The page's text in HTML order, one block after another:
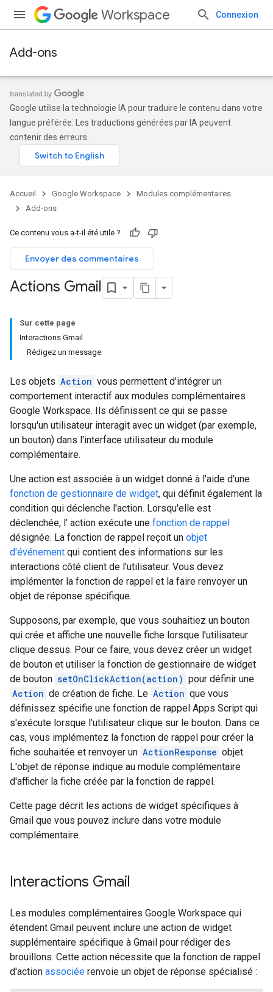
Workspace Connexion
Add-ons
Google utilise la technologie IA pour traduire le contenu dans votre
langue préférée. Les traductions générées par IA peuvent
contenir des erreurs.
Accueil Google Workspace
Modules complémentaires
Add-ons
Ce contenu vous a-t-il été utile ?
Envoyer des commentaires
Actions Gmail
Sur cette page
Interactions Gmail
Rédigez un message
Les objets Action vous permettent d'intégrer un
comportement interactif aux modules complémentaires
Google Workspace. Ils définissent ce qui se passe
lorsqu'un utilisateur interagit avec un widget (par exemple,
un bouton) dans l'interface utilisateur du module
complémentaire.
Une action est associée à un widget donné à l'aide d'une
fonction de gestionnaire de widget, qui définit également la
condition qui déclenche l'action. Lorsqu'elle est
déclenchée, l' action exécute une fonction de rappel
désignée. La fonction de rappel reçoit un objet
d'événement qui contient des informations sur les
interactions côté client de l'utilisateur. Vous devez
implémenter la fonction de rappel et la faire renvoyer un
objet de réponse spécifique.
Supposons, par exemple, que vous souhaitiez un bouton
qui crée et affiche une nouvelle fiche lorsque l'utilisateur
clique dessus. Pour ce faire, vous devez créer un widget
de bouton et utiliser la fonction de gestionnaire de widget
de bouton setOnClickAction(action) pour définir une
Action de création de fiche. Le Action que vous
définissez spécifie une fonction de rappel Apps Script qui
s'exécute lorsque l'utilisateur clique sur le bouton. Dans ce
cas, vous implémentez la fonction de rappel pour créer la
fiche souhaitée et renvoyer un ActionResponse objet.
L'objet de réponse indique au module complémentaire
d'afficher la fiche créée par la fonction de rappel.
Cette page décrit les actions de widget spécifiques à
Gmail que vous pouvez inclure dans votre module
complémentaire.
Interactions Gmail
Les modules complémentaires Google Workspace qui
étendent Gmail peuvent inclure une action de widget
supplémentaire spécifique à Gmail pour rédiger des
brouillons. Cette action nécessite que la fonction de rappel
d'action associée renvoie un objet de réponse spécialisé :